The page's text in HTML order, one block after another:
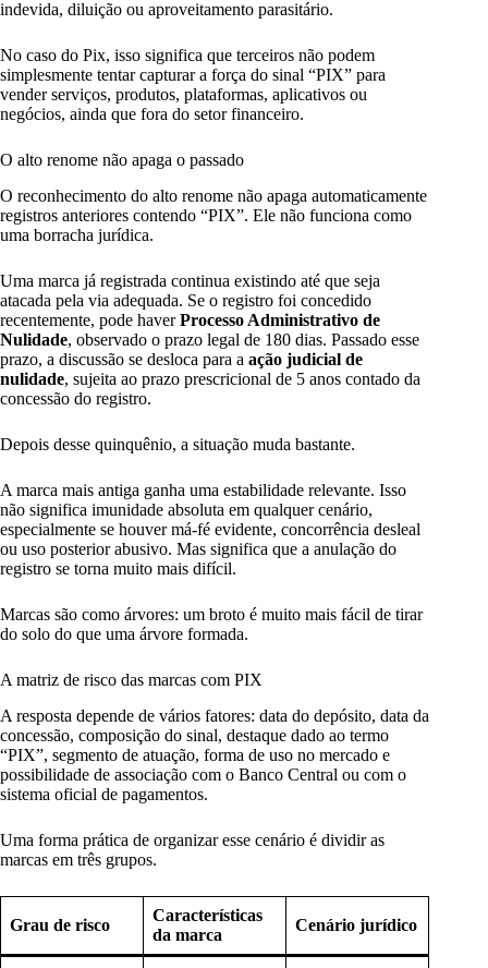
indevida, diluição ou aproveitamento parasitário.
No caso do Pix, isso significa que terceiros não podem
simplesmente tentar capturar a força do sinal “PIX” para
vender serviços, produtos, plataformas, aplicativos ou
negócios, ainda que fora do setor financeiro.
O alto renome não apaga o passado
O reconhecimento do alto renome não apaga automaticamente
registros anteriores contendo “PIX”. Ele não funciona como
uma borracha jurídica.
Uma marca já registrada continua existindo até que seja
atacada pela via adequada. Se o registro foi concedido
recentemente, pode haverProcesso Administrativo de
Nulidade, observado o prazo legal de 180 dias. Passado esse
prazo, a discussão se desloca para a ação judicial de
nulidade, sujeita ao prazo prescricional de 5 anos contado da
concessão do registro.
Depois desse quinquênio, a situação muda bastante.
A marca mais antiga ganha uma estabilidade relevante. Isso
não significa imunidade absoluta em qualquer cenário,
especialmente se houver má-fé evidente, concorrência desleal
ou uso posterior abusivo. Mas significa que a anulação do
registro se torna muito mais difícil.
Marcas são como árvores: um broto é muito mais fácil de tirar
do solo do que uma árvore formada.
A matriz de risco das marcas com PIX
A resposta depende de vários fatores: data do depósito, data da
concessão, composição do sinal, destaque dado ao termo
“PIX”, segmento de atuação, forma de uso no mercado e
possibilidade de associação com o Banco Central ou com o
sistema oficial de pagamentos.
Uma forma prática de organizar esse cenário é dividir as
marcas em três grupos.
Grau de risco
Características
da marca
Cenário jurídico